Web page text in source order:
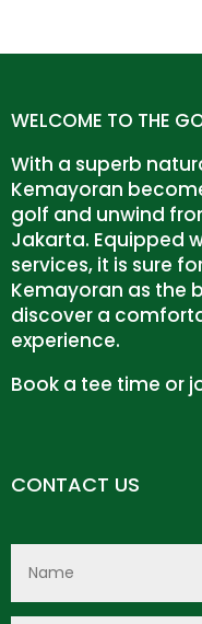
WELCOME TO THE
With a superb
Kemayoran
golf and unwind
Jakarta. Equipped
services, it is sure
Kemayoran as the
discover a
experience.
Book a tee time or
CONTACT US